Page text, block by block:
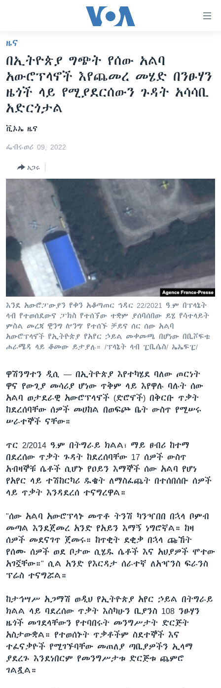
ማገናኛዎች
ዋናው
ይዘት
እለፍ
ዋናው
ይዘት
ወደ
ይዘት
አፍሪካ
ዓለምአቀፍ
ኑሮ በጤንነት
ጋቢና ቪኦኤ
ከምሽቱ ሦስት ሰዓት የአማርኛ ዜና
ቪዲዮ
Learning English
ይከተሉን
ቋንቋዎች
ዜና
በኢትዮጵያ ግጭት የሰው አልባ
አውሮፕላኖች እየጨመረ መሄድ በንፁሃን
ዜጎች ላይ የሚያደርሰውን ጉዳት አሳሳቢ
አድርጎታል
ቪኦኤ ዜና
ፌብሩወሪ 09, 2022
አጋሩ
እንደ አውሮፓውያን የቀን አቆጣጠር ኅዳር 22/2021 ዓ.ም በፕላኔት
ላብ የተወሰደውና ፓክስ የተሰኘው ተቋም ያሰባሰበው ይሄ የሳተላይት
ምስል መረጃ ዊንግ ሎንግ' የተሰኙ ቻይና ሰር ሰው አልባ
አውሮፕላኖች የኢትዮጵያ የአየር ኃይል መቀመጫ በሆነው በቢሾፍቱ
ሐራሜዳ ላይ ቆመው ይታያሉ። /ፕላኔት ላብ ፒቢሴስ/ ኤኤፍፒ/
ዋሽንግተን ዲሲ — በኢትዮጵያ እየተካሄደ ባለው ጦርነት
ዋና የውጊያ መሳሪያ ሆነው ጥቅም ላይ እየዋሉ ባሉት ሰው
አልባ ወታደራዊ አውሮፕላኖች (ድሮኖች) በቅርቡ ጥቃት
ከደረሰባቸው ሰዎች መሀከል በወፍጮ ቤት ውስጥ የሚሠሩ
ሠራተኞች ናቸው።
ጥር 2/2014 ዓ.ም በትግራይ ክልል፣ ማይ ፀብሪ ከተማ
በደረሰው ጥቃት ጉዳት ከደረሰባቸው 17 ሰዎች ውስጥ
አብዛኞቹ ሴቶች ሲሆኑ የዐይን እማኞች ሰው አልባ የሆነ
የአየር ላይ ተሽከርካሪ ዱቄት ለማስፈጨት በተሰበሰቡ ሰዎች
ላይ ጥቃት እንዳደረሰ ተናግረዋል።
"ሰው አልባ አውሮፕላኑ መጥቶ ትንሽ ካንዣበበ በኋላ ቦምብ
መጣል እንደጀመረ አንድ የአይን እማኝ ነግሮኛል። ከዛ
ሰዎች መደናገጥ ጀመሩ። ከጥቂት ደቂቃ በኋላ ጩኸት
የሰሙ ሰዎች ወደ ቦታው ሲሄዱ ሴቶች እና አህያዎች ሞተው
አገኟቸው።" ሲል አንድ የእርዳታ ሰራተኛ ለአዣንስ ፍራንስ
ፕሬስ ተናግሯል።
ከታኅሣሥ አጋማሽ ወዲህ የኢትዮጵያ አየር ኃይል በትግራይ
ክልል ላይ ባደረሰው ጥቃት እስካሁን ቢያንስ 108 ንፁሃን
ዜጎች መገደላቸውን የተባበሩት መንግሥታት ድርጅት
አስታውቋል። የተወሰኑት ጥቃቶችም ስደተኞች እና
ተፈናቃዮች የሚገኙባቸው መጠለያ ጣቢያዎችን ኢላማ
ያደረጉ እንደነበርም የመንግሥታቱ ድርጅቱ ጨምሮ
ገልጿል።